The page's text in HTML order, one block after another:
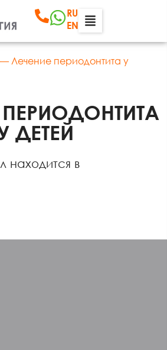
RU
EN
Лечение периодонтита у
ДЕТЕЙ
находится в